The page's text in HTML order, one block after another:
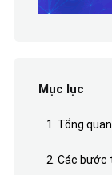
Mục lục
1. Tổng quan
2. Các bước